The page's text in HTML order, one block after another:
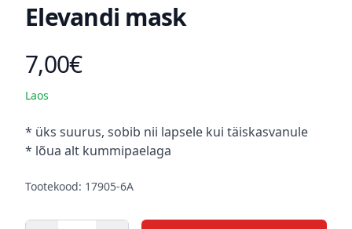
Elevandi mask
Toote hind
7,00€
Laos
Kirjeldus
* üks suurus, sobib nii lapsele kui täiskasvanule
* lõua alt kummipaelaga
Tootekood: 17905-6A